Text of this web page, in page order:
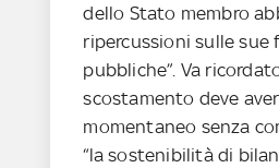
dello Stato membro
ripercussioni sulle sue
pubbliche”. Va
scostamento deve
momentaneo senza
“la sostenibilità di